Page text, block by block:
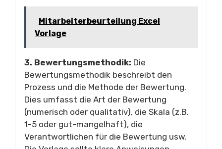
Mitarbeiterbeurteilung Excel
Vorlage
3. Bewertungsmethodik: Die
Bewertungsmethodik beschreibt den
Prozess und die Methode der Bewertung.
Dies umfasst die Art der Bewertung
(numerisch oder qualitativ), die Skala (z.B.
1-5 oder gut-mangelhaft), die
Verantwortlichen für die Bewertung usw.